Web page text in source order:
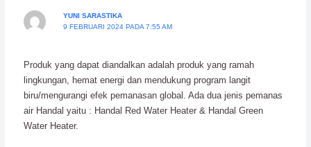
YUNI SARASTIKA
9 FEBRUARI 2024 PADA 7:55 AM
Produk yang dapat diandalkan adalah produk yang ramah
lingkungan, hemat energi dan mendukung program langit
biru/mengurangi efek pemanasan global. Ada dua jenis pemanas
air Handal yaitu : Handal Red Water Heater & Handal Green
Water Heater.